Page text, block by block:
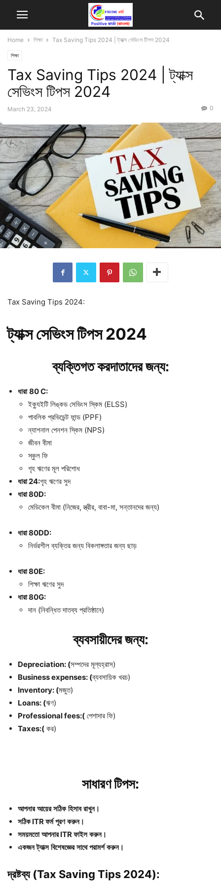
Home শিক্ষা Tax Saving Tips 2024 | ট্যাক্স সেভিংস টিপস 2024
শিক্ষা
Tax Saving Tips 2024 | ট্যাক্স
সেভিংস টিপস 2024
March 23, 2024 0
Tax Saving Tips 2024:
ট্যাক্স সেভিংসটিপস 2024
ব্যক্তিগতকরদাতাদেরজন্য:
ধারা 80 C:
ইক্যুইটি লিঙ্কড সেভিংস স্কিম (ELSS)
পাবলিক প্রভিডেন্ট ফান্ড (PPF)
ন্যাশনাল পেনশন স্কিম (NPS)
জীবন বীমা
স্কুল ফি
গৃহ ঋণের মূল পরিশোধ
ধারা24:গৃহ ঋণের সুদ
ধারা80D:
মেডিকেল বীমা (নিজের, স্ত্রীর, বাবা-মা, সন্তানদের জন্য)
ধারা80DD:
নির্ভরশীল ব্যক্তির জন্য বিকলাঙ্গতার জন্য ছাড়
ধারা80E:
শিক্ষা ঋণের সুদ
ধারা80G:
দান (নিবন্ধিত দাতব্য প্রতিষ্ঠানে)
ব্যবসায়ীদেরজন্য:
Depreciation: (সম্পদের মূল্যহ্রাস)
Business expenses: (ব্যবসায়িক খরচ)
Inventory: (মজুত)
Loans: (ঋণ)
Professional fees:( পেশাদার ফি)
Taxes:( কর)
সাধারণটিপস:
আপনার আয়ের সঠিক হিসাব রাখুন।
সঠিকITR ফর্ম পূরণ করুন।
সময়মতো আপনারITR ফাইল করুন।
একজন ট্যাক্স বিশেষজ্ঞের সাথে পরামর্শ করুন।
দ্রষ্টব্য (Tax Saving Tips 2024):